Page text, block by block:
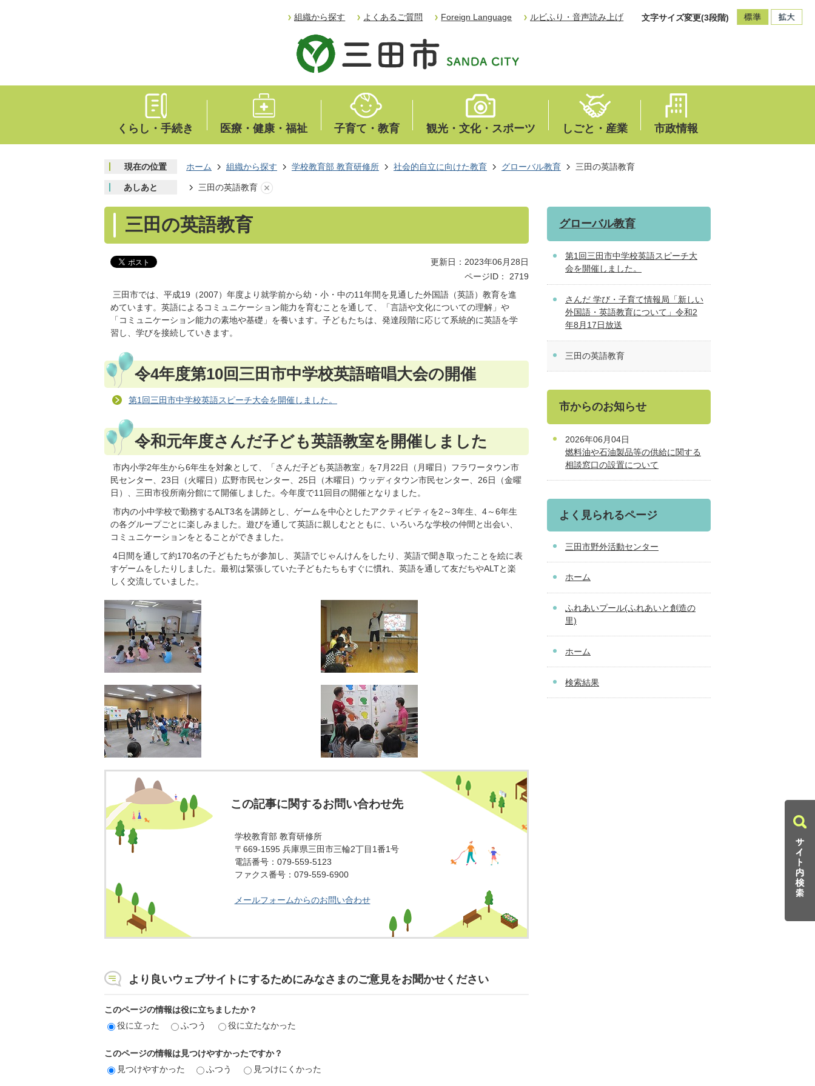
組織から探す よくあるご質問 Foreign Language ルビふり・音声読み上げ 文字サイズ変更(3段階)
くらし・手続き 医療・健康・福祉 子育て・教育 観光・文化・スポーツ しごと・産業 市政情報
現在の位置 ホーム 組織から探す 学校教育部 教育研修所 社会的自立に向けた教育 グローバル教育 三田の英語教育
あしあと 三田の英語教育
三田の英語教育
更新日：2023年06月28日
ページID：
2719
三田市では、平成19（2007）年度より就学前から幼・小・中の11年間を見通した外国語（英語）教育を進
めています。英語によるコミュニケーション能力を育むことを通して、「言語や文化についての理解」や
「コミュニケーション能力の素地や基礎」を養います。子どもたちは、発達段階に応じて系統的に英語を学
習し、学びを接続していきます。
令4年度第10回三田市中学校英語暗唱大会の開催
第1回三田市中学校英語スピーチ大会を開催しました。
令和元年度さんだ子ども英語教室を開催しました
市内小学2年生から6年生を対象として、「さんだ子ども英語教室」を7月22日（月曜日）フラワータウン市
民センター、23日（火曜日）広野市民センター、25日（木曜日）ウッディタウン市民センター、26日（金曜
日）、三田市役所南分館にて開催しました。今年度で11回目の開催となりました。
市内の小中学校で勤務するALT3名を講師とし、ゲームを中心としたアクティビティを2～3年生、4～6年生
の各グループごとに楽しみました。遊びを通して英語に親しむとともに、いろいろな学校の仲間と出会い、
コミュニケーションをとることができました。
4日間を通して約170名の子どもたちが参加し、英語でじゃんけんをしたり、英語で聞き取ったことを絵に表
すゲームをしたりしました。最初は緊張していた子どもたちもすぐに慣れ、英語を通して友だちやALTと楽
しく交流していました。
この記事に関するお問い合わせ先
学校教育部 教育研修所
〒669-1595 兵庫県三田市三輪2丁目1番1号
電話番号：079-559-5123
ファクス番号：079-559-6900
メールフォームからのお問い合わせ
より良いウェブサイトにするためにみなさまのご意見をお聞かせください
このページの情報は役に立ちましたか？
役に立った
ふつう 役に立たなかった
このページの情報は見つけやすかったですか？
見つけやすかった
ふつう 見つけにくかった
グローバル教育
第1回三田市中学校英語スピーチ大
会を開催しました。
さんだ 学び・子育て情報局「新しい
外国語・英語教育について」令和2
年8月17日放送
三田の英語教育
市からのお知らせ
2026年06月04日
燃料油や石油製品等の供給に関する
相談窓口の設置について
よく見られるページ
三田市野外活動センター
ホーム
ふれあいプール(ふれあいと創造の
里)
ホーム
検索結果